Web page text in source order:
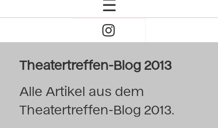
Click
to
Open
Naviagtion
2010
Das Theatertreffen-Blog
2011
Das Theatertreffen-Blog
2012
Das Theatertreffen-Blog
Theatertreffen-Blog 2013
Alle Artikel aus dem
Theatertreffen-Blog 2013.